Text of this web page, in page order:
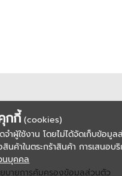
บายการคุ้มครองข้อมูลส่วนตัว
กกี้ (cookies)
ดจำผู้ใช้งาน โดยไม่ได้จัดเก็บข้อ
สินค้าในตระกร้าสินค้า การเสน
นบุคคล